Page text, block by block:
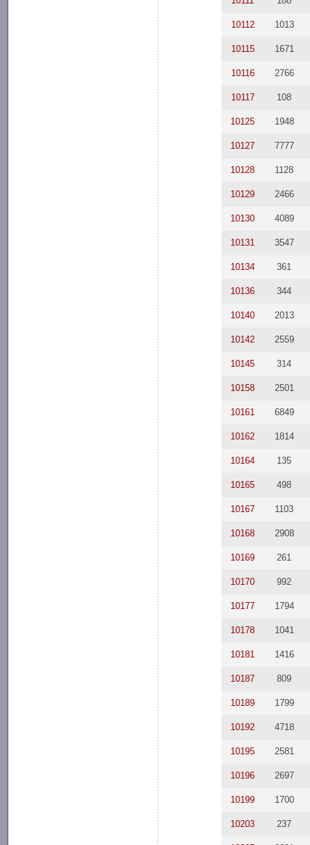
10112 1013
10115 1671
10116 2766
10117 108
10125 1948
10127 7777
10128 1128
10129 2466
10130 4089
10131 3547
10134 361
10136 344
10140 2013
10142 2559
10145 314
10158 2501
10161 6849
10162 1814
10164 135
10165 498
10167 1103
10168 2908
10169 261
10170 992
10177 1794
10178 1041
10181 1416
10187 809
10189 1799
10192 4718
10195 2581
10196 2697
10199 1700
10203 237